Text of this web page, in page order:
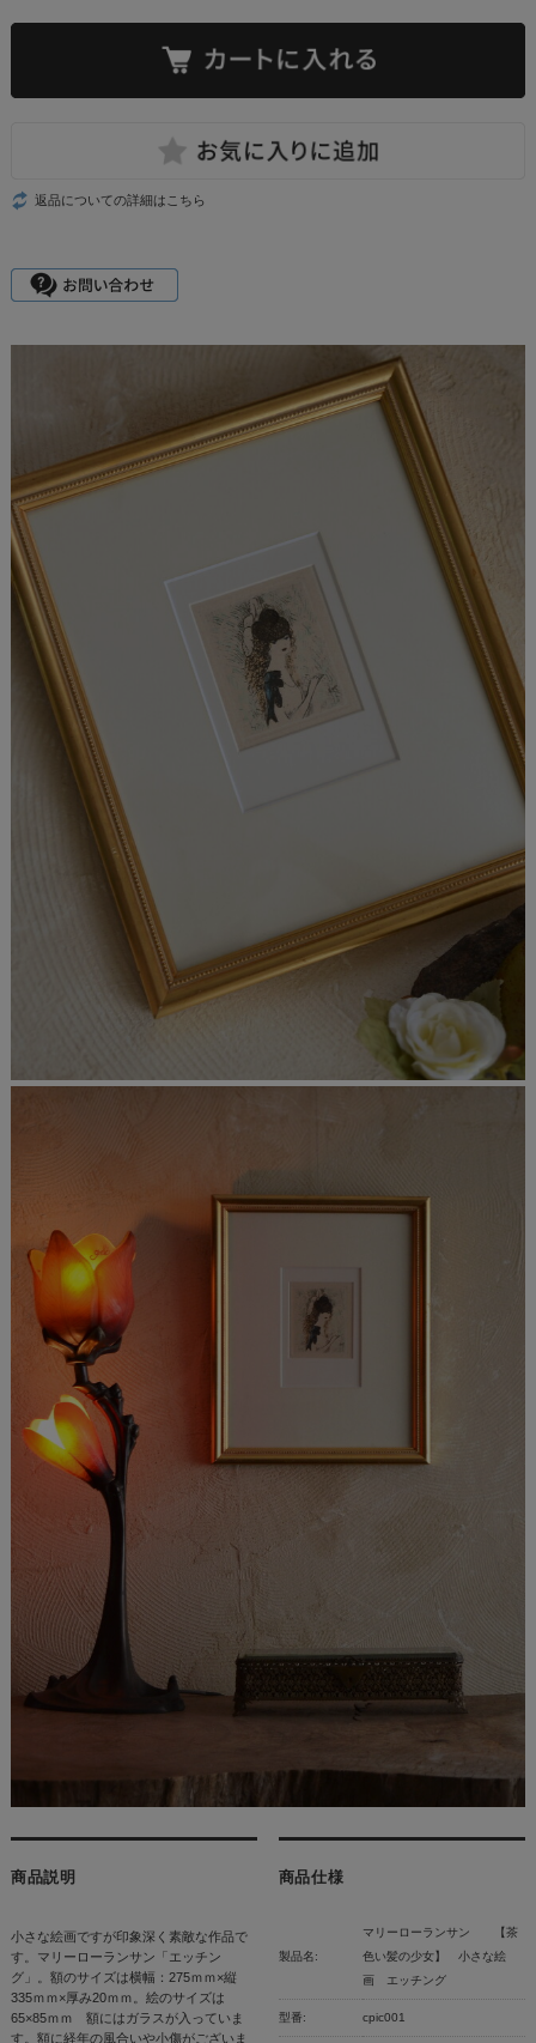
返品についての詳細はこちら
商品説明
小さな絵画ですが印象深く素敵な作品で
す。マリーローランサン「エッチン
グ」。額のサイズは横幅：275ｍｍ×縦
335ｍｍ×厚み20ｍｍ。絵のサイズは
65×85ｍｍ 額にはガラスが入っていま
す。額に経年の風合いや小傷がございま
商品仕様
製品名:
マリーローランサン 【茶
色い髪の少女】 小さな絵
画 エッチング
型番: cpic001